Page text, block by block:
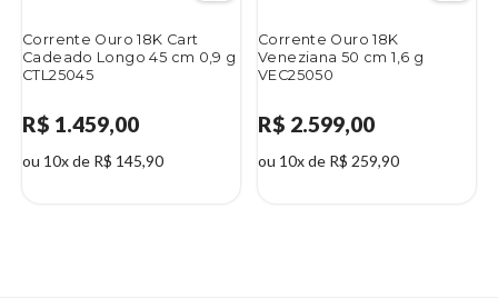
Corrente Ouro 18K Cart
Cadeado Longo 45 cm 0,9 g
CTL25045
R$ 1.459,00
ou 10x de R$ 145,90
Corrente Ouro 18K
Veneziana 50 cm 1,6 g
VEC25050
R$ 2.599,00
ou 10x de R$ 259,90